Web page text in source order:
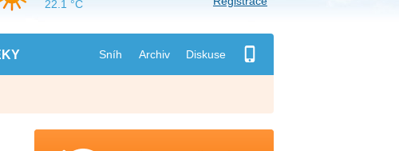
Sníh Archiv Diskuse
22.1 °C